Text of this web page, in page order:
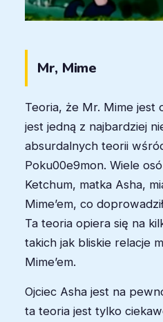
Mr, Mime
Teoria, że Mr. Mime jest
jest jedną z najbardziej
absurdalnych teorii
Poku00e9mon. Wiele
Ketchum, matka Asha,
Mime’em, co
Ta teoria opiera się na
takich jak bliskie relacje
Mime’em.
Ojciec Asha jest na
ta teoria jest tylko